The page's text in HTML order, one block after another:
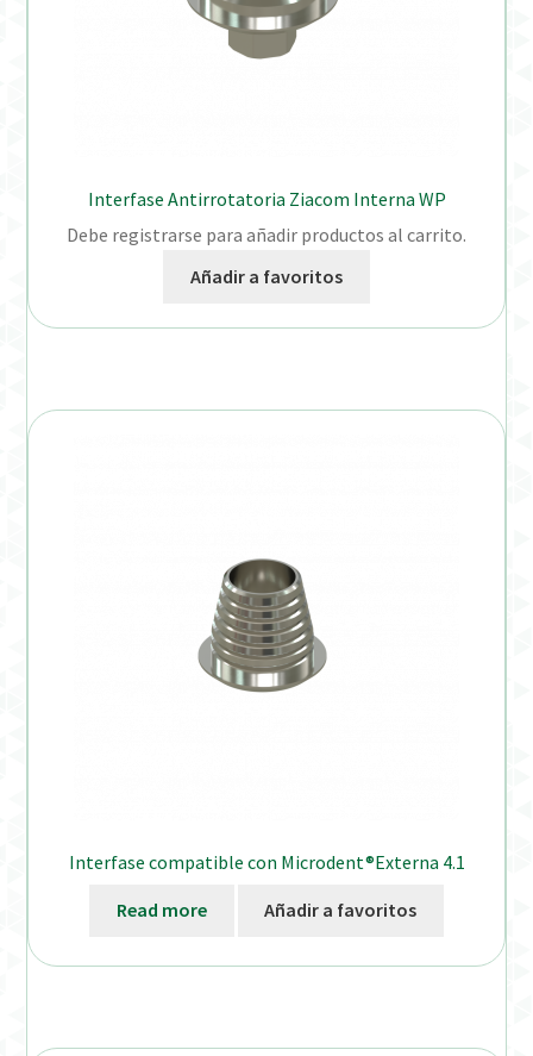
Interfase Antirrotatoria Ziacom Interna WP
Debe registrarse para añadir productos al carrito.
Añadir a favoritos
Interfase compatible con Microdent®Externa 4.1
Read more Añadir a favoritos